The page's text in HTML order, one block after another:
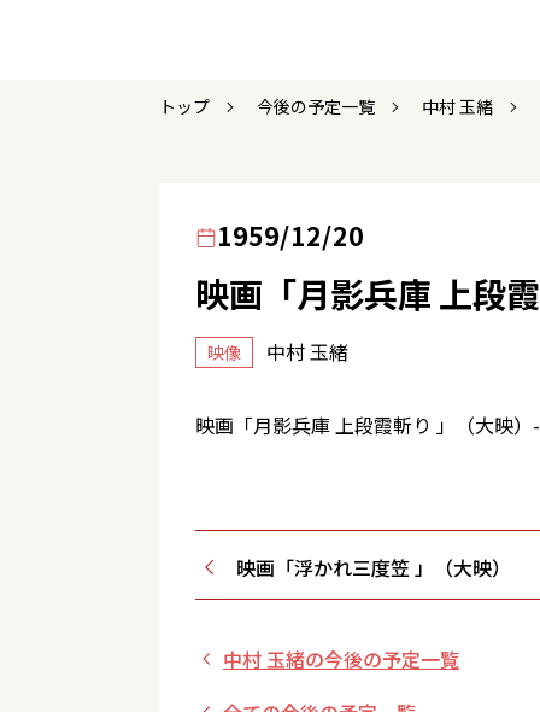
トップ 今後の予定一覧 中村 玉緒
1959/12/20
映画「月影兵庫 上段
映像 中村 玉緒
映画「月影兵庫 上段霞斬り 」（大映）
映画「浮かれ三度笠 」（大映）
中村 玉緒の今後の予定一覧